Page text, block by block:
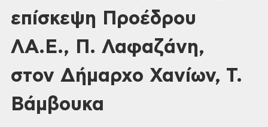
επίσκεψη Προέδρου
ΛΑ.Ε., Π. Λαφαζάνη,
στον Δήμαρχο Χανίων, Τ.
Βάμβουκα